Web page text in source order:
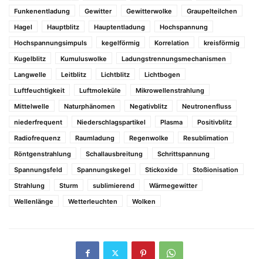
Funkenentladung
Gewitter Gewitterwolke
Graupelteilchen
Hagel
Hauptblitz Hauptentladung
Hochspannung
Hochspannungsimpuls
kegelförmig Korrelation
kreisförmig
Kugelblitz
Kumuluswolke
Ladungstrennungsmechanismen
Langwelle
Leitblitz Lichtblitz
Lichtbogen
Luftfeuchtigkeit
Luftmoleküle
Mikrowellenstrahlung
Mittelwelle
Naturphänomen Negativblitz
Neutronenfluss
niederfrequent
Niederschlagspartikel Plasma
Positivblitz
Radiofrequenz
Raumladung Regenwolke
Resublimation
Röntgenstrahlung
Schallausbreitung
Schrittspannung
Spannungsfeld
Spannungskegel Stickoxide
Stoßionisation
Strahlung
Sturm sublimierend
Wärmegewitter
Wellenlänge
Wetterleuchten Wolken